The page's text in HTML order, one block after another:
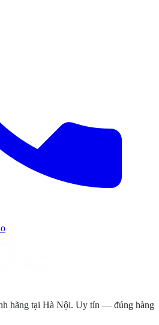
hãng tại Hà Nội. Uy tín — đúng hàng